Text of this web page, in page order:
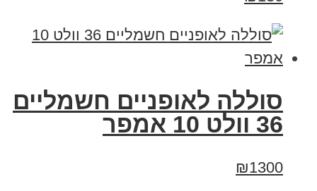
סוללה לאופניים חשמליים
36 וולט 10 אמפר
₪1300